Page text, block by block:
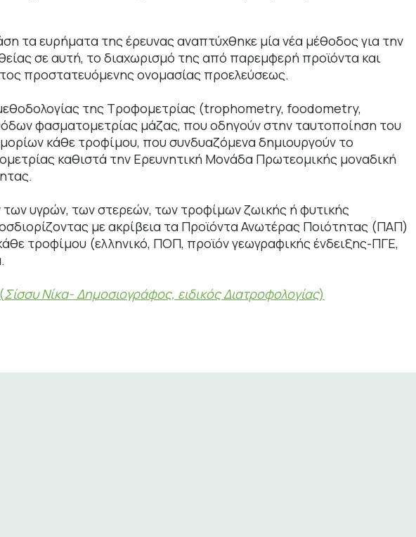
τα ευρήματα της έρευνας αναπτύχθηκε μία νέα μέθοδος για την
σε αυτή, το διαχωρισμό της από παρεμφερή προϊόντα και
προστατευόμενης ονομασίας προελεύσεως.
της Τροφομετρίας (trophometry, foodometry,
φασματομετρίας μάζας, που οδηγούν στην ταυτοποίηση του
κάθε τροφίμου, που συνδυαζόμενα δημιουργούν το
καθιστά την Ερευνητική Μονάδα Πρωτεομικής μοναδική
υγρών, των στερεών, των τροφίμων ζωικής ή φυτικής
με ακρίβεια τα Προϊόντα Ανωτέρας Ποιότητας (ΠΑΠ)
τροφίμου (ελληνικό, ΠΟΠ, προϊόν γεωγραφικής ένδειξης-ΠΓΕ,
Σίσσυ Νίκα- Δημοσιογράφος, ειδικός Διατροφολογίας)